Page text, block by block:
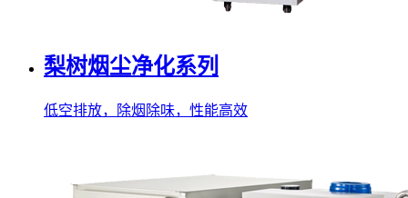
梨树烟尘净化系列
低空排放，除烟除味，性能高效